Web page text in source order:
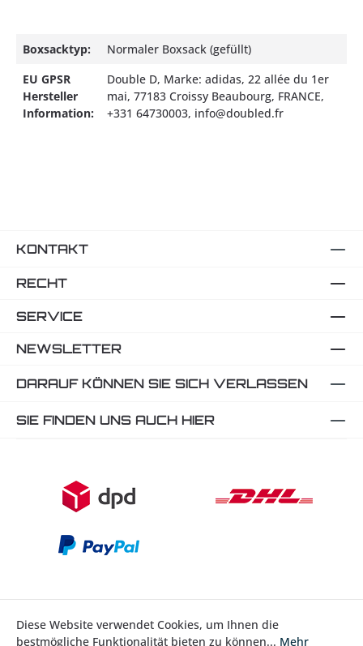
Boxsacktyp:
Normaler Boxsack (gefüllt)
EU GPSR
Hersteller
Information:
Double D, Marke: adidas, 22 allée du 1er
mai, 77183 Croissy Beaubourg, FRANCE,
+331 64730003, info@doubled.fr
KONTAKT
RECHT
SERVICE
NEWSLETTER
DARAUF KÖNNEN SIE SICH VERLASSEN
SIE FINDEN UNS AUCH HIER
Bestellung widerrufen
Diese Website verwendet Cookies, um Ihnen die
bestmögliche Funktionalität bieten zu können... Mehr